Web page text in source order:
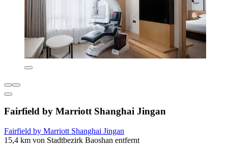
Fairfield by Marriott Shanghai Jingan
Fairfield by Marriott Shanghai Jingan
15,4 km von Stadtbezirk Baoshan entfernt